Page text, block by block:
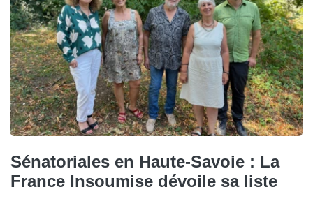
Sénatoriales en Haute-Savoie : La
France Insoumise dévoile sa liste